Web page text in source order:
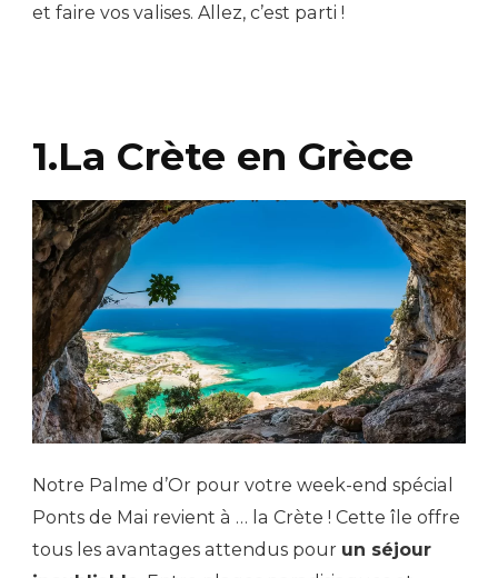
et faire vos valises. Allez, c’est parti !
1.La Crète en Grèce
Notre Palme d’Or pour votre week-end spécial
Ponts de Mai revient à … la Crète ! Cette île offre
tous les avantages attendus pour un séjour